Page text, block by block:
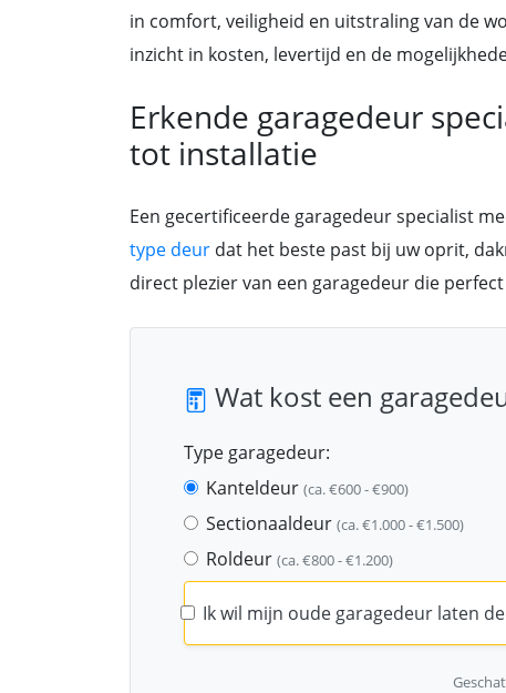
in comfort, veiligheid en uitstraling van de
inzicht in kosten, levertijd en de
Erkende garagedeur
tot installatie
Een gecertificeerde garagedeur specialist
type deur dat het beste past bij uw oprit,
direct plezier van een garagedeur die
Wat kost een
Type garagedeur:
Kanteldeur (ca. €600 - €900)
Sectionaaldeur (ca. €1.000 - €1.500)
Roldeur (ca. €800 - €1.200)
Ik wil mijn oude garagedeur laten